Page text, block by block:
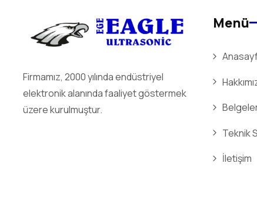
Firmamız, 2000 yılında endüstriyel
elektronik alanında faaliyet göstermek
üzere kurulmuştur.
Menü
Teknik
İletişim